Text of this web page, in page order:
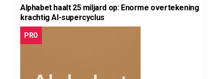
Alphabet haalt 25 miljard op: Enorme overtekening
krachtig AI-supercyclus
PRO